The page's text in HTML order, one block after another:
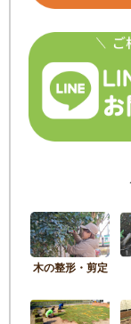
木の整形・剪定